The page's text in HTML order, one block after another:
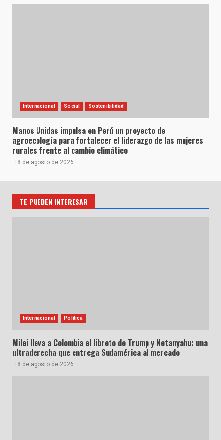
Internacional Social Sostenibilidad
Manos Unidas impulsa en Perú un proyecto de
agroecología para fortalecer el liderazgo de las mujeres
rurales frente al cambio climático
8 de agosto de 2026
TE PUEDEN INTERESAR
Internacional Política
Milei lleva a Colombia el libreto de Trump y Netanyahu: una
ultraderecha que entrega Sudamérica al mercado
8 de agosto de 2026